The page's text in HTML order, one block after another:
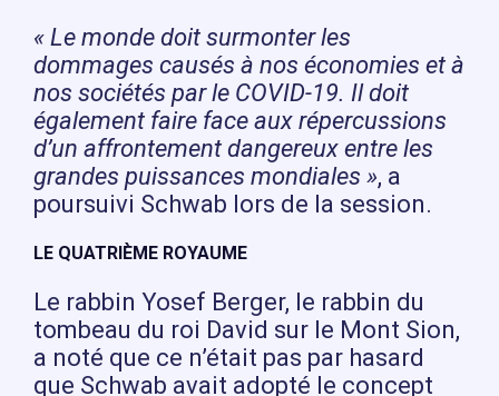
« Le monde doit surmonter les
dommages causés à nos économies et à
nos sociétés par le COVID-19. Il doit
également faire face aux répercussions
d’un affrontement dangereux entre les
grandes puissances mondiales », a
poursuivi Schwab lors de la session.
LE QUATRIÈME ROYAUME
Le rabbin Yosef Berger, le rabbin du
tombeau du roi David sur le Mont Sion,
a noté que ce n’était pas par hasard
que Schwab avait adopté le concept